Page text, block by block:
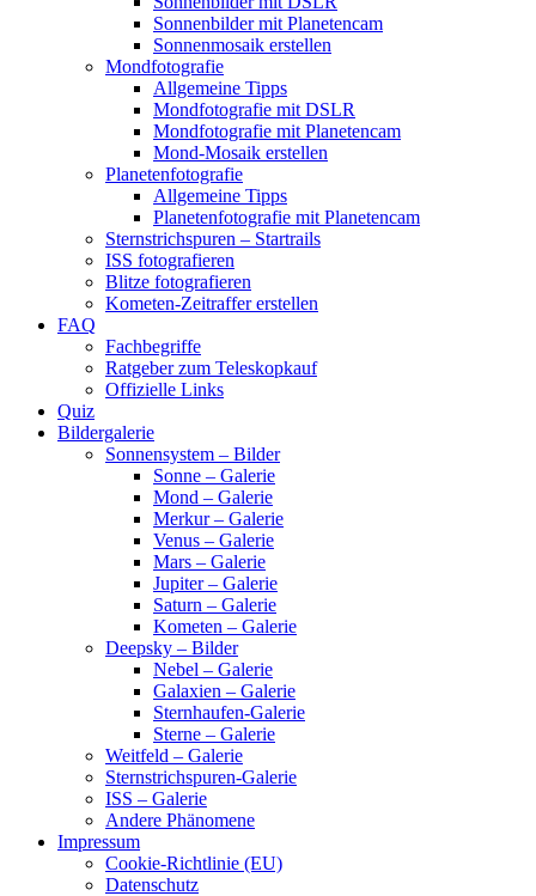
Sonnenbilder mit Planetencam
Sonnenmosaik erstellen
Mondfotografie
Allgemeine Tipps
Mondfotografie mit DSLR
Mondfotografie mit Planetencam
Mond-Mosaik erstellen
Planetenfotografie
Allgemeine Tipps
Planetenfotografie mit Planetencam
Sternstrichspuren – Startrails
ISS fotografieren
Blitze fotografieren
Kometen-Zeitraffer erstellen
FAQ
Fachbegriffe
Ratgeber zum Teleskopkauf
Offizielle Links
Quiz
Bildergalerie
Sonnensystem – Bilder
Sonne – Galerie
Mond – Galerie
Merkur – Galerie
Venus – Galerie
Mars – Galerie
Jupiter – Galerie
Saturn – Galerie
Kometen – Galerie
Deepsky – Bilder
Nebel – Galerie
Galaxien – Galerie
Sternhaufen-Galerie
Sterne – Galerie
Weitfeld – Galerie
Sternstrichspuren-Galerie
ISS – Galerie
Andere Phänomene
Impressum
Cookie-Richtlinie (EU)
Datenschutz